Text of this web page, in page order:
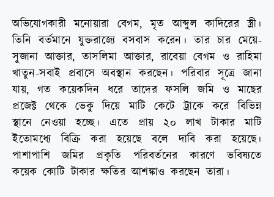
অভিযোগকারী মনোয়ারা বেগম, মৃত আব্দুল কাদিরের স্ত্রী।
তিনি বর্তমানে যুক্তরাজ্যে বসবাস করেন। তার চার মেয়ে-
সুজানা আক্তার, তাসলিমা আক্তার, রাবেয়া বেগম ও রাহিমা
খাতুন-সবাই প্রবাসে অবস্থান করছেন। পরিবার সূত্রে জানা
যায়, গত কয়েকদিন ধরে তাদের ফসলি জমি ও মাছের
প্রজেক্ট থেকে ভেকু দিয়ে মাটি কেটে ট্রাকে করে বিভিন্ন
স্থানে নেওয়া হচ্ছে। এতে প্রায় ২০ লাখ টাকার মাটি
ইতোমধ্যে বিক্রি করা হয়েছে বলে দাবি করা হয়েছে।
পাশাপাশি জমির প্রকৃতি পরিবর্তনের কারণে ভবিষ্যতে
কয়েক কোটি টাকার ক্ষতির আশঙ্কাও করছেন তারা।